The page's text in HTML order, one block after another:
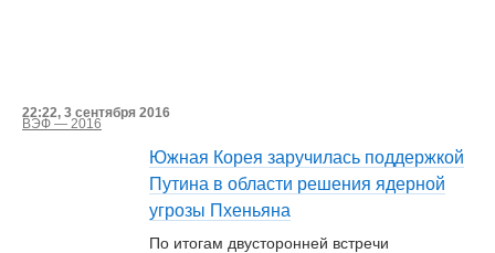
22:22, 3 сентября 2016
ВЭФ — 2016
Южная Корея заручилась поддержкой
Путина в области решения ядерной
угрозы Пхеньяна
По итогам двусторонней встречи